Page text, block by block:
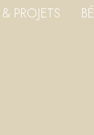
PROJETS